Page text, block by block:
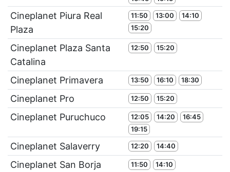
Cineplanet Piura Real
Plaza
11:50 13:00
14:10
15:20
Cineplanet Plaza Santa
Catalina
12:50 15:20
Cineplanet Primavera 13:50 16:10 18:30
Cineplanet Pro 12:50 15:20
Cineplanet Puruchuco 12:05 14:20
16:45
19:15
Cineplanet Salaverry 12:20 14:40
Cineplanet San Borja 11:50 14:10